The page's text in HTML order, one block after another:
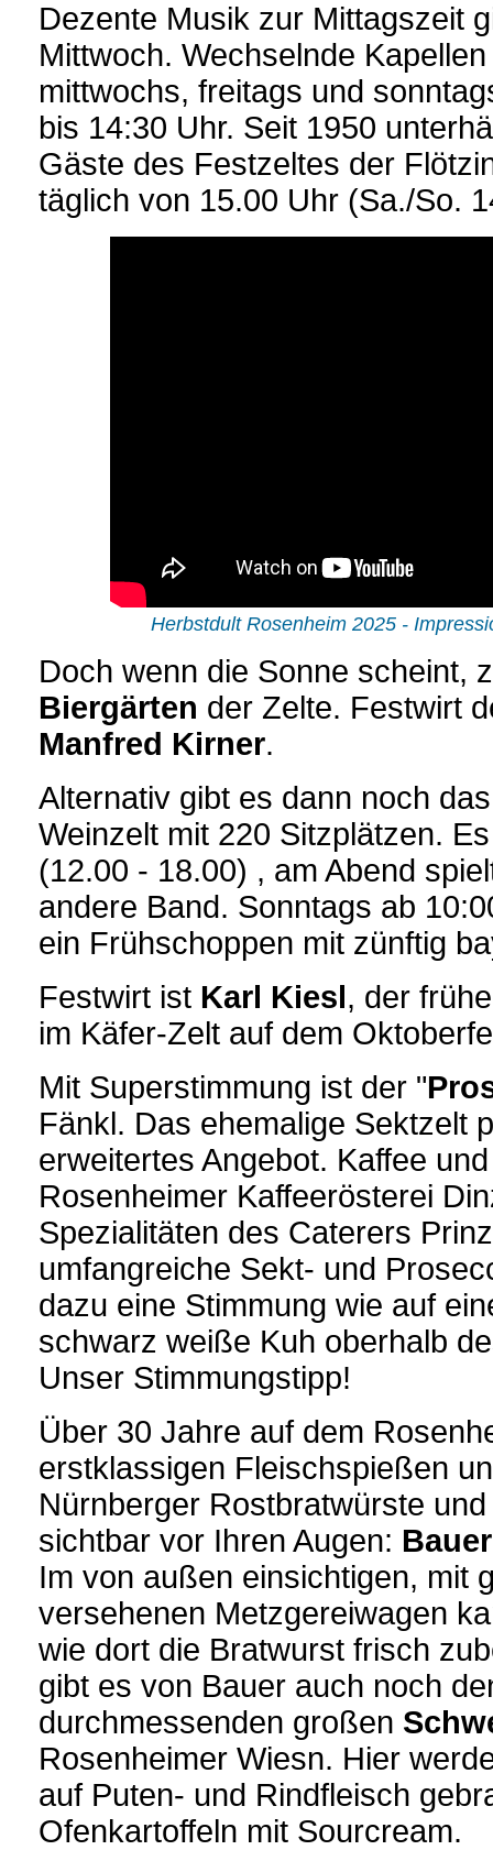
Dezente Musik zur Mittagszeit
Mittwoch. Wechselnde
mittwochs, freitags und
bis 14:30 Uhr. Seit 1950
Gäste des Festzeltes der
täglich von 15.00 Uhr (Sa./So.
Herbstdult Rosenheim 2025 -
Doch wenn die Sonne scheint,
Biergärten der Zelte. Festwirt
Manfred Kirner.
Alternativ gibt es dann noch
Weinzelt mit 220 Sitzplätzen.
(12.00 - 18.00) , am Abend
andere Band. Sonntags ab
ein Frühschoppen mit zünftig
Festwirt ist Karl Kiesl, der
im Käfer-Zelt auf dem
Mit Superstimmung ist der "
Fänkl. Das ehemalige Sektzelt
erweitertes Angebot. Kaffee
Rosenheimer Kaffeerösterei
Spezialitäten des Caterers
umfangreiche Sekt- und
dazu eine Stimmung wie auf
schwarz weiße Kuh oberhalb
Unser Stimmungstipp!
Über 30 Jahre auf dem
erstklassigen Fleischspießen
Nürnberger Rostbratwürste
sichtbar vor Ihren Augen:
Im von außen einsichtigen, mit
versehenen Metzgereiwagen
wie dort die Bratwurst frisch
gibt es von Bauer auch noch
durchmessenden großen
Rosenheimer Wiesn. Hier
auf Puten- und Rindfleisch
Ofenkartoffeln mit Sourcream.